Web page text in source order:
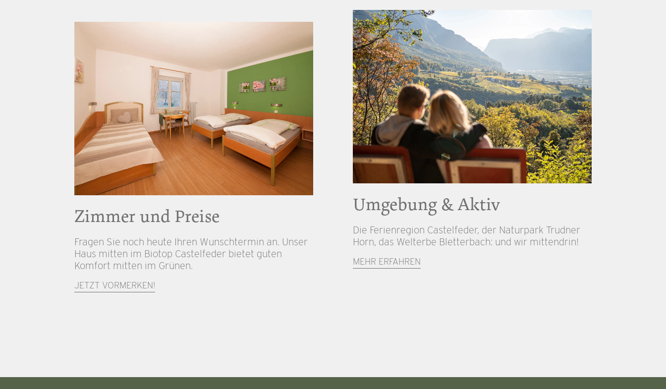
Zimmer und Preise
Fragen Sie noch heute Ihren Wunschtermin an. Unser
Haus mitten im Biotop Castelfeder bietet guten
Komfort mitten im Grünen.
JETZT VORMERKEN!
Umgebung & Aktiv
Die Ferienregion Castelfeder, der Naturpark Trudner
Horn, das Welterbe Bletterbach: und wir mittendrin!
MEHR ERFAHREN